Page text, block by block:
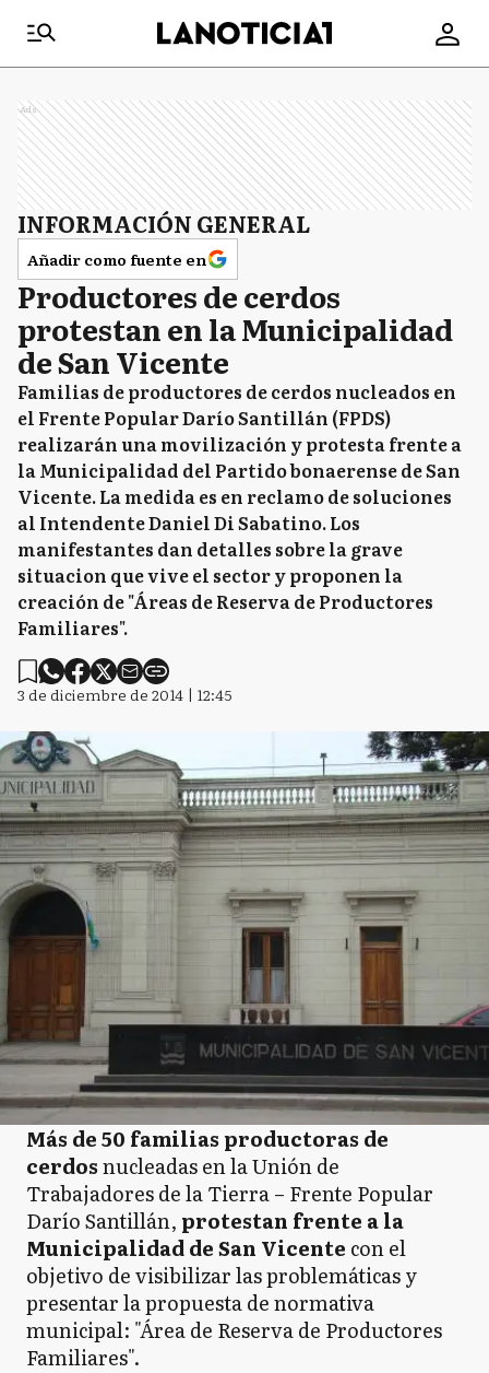
Ads
INFORMACIÓN GENERAL
Añadir como fuente en
Productores de cerdos
protestan en la Municipalidad
de San Vicente
Familias de productores de cerdos nucleados en
el Frente Popular Darío Santillán (FPDS)
realizarán una movilización y protesta frente a
la Municipalidad del Partido bonaerense de San
Vicente. La medida es en reclamo de soluciones
al Intendente Daniel Di Sabatino. Los
manifestantes dan detalles sobre la grave
situacion que vive el sector y proponen la
creación de "Áreas de Reserva de Productores
Familiares".
3 de diciembre de 2014 | 12:45
Más de 50 familias productoras de
cerdosnucleadas en la Unión de
Trabajadores de la Tierra – Frente Popular
Darío Santillán, protestan frente a la
Municipalidad de San Vicente con el
objetivo de visibilizar las problemáticas y
presentar la propuesta de normativa
municipal: "Área de Reserva de Productores
Familiares".